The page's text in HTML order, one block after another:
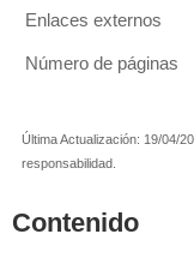
Enlaces externos
Número de páginas
Última Actualización: 19/04/
responsabilidad.
Contenido